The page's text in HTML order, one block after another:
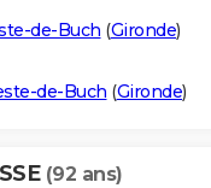
de-Buch (Gironde)
de-Buch (Gironde)
(92 ans)